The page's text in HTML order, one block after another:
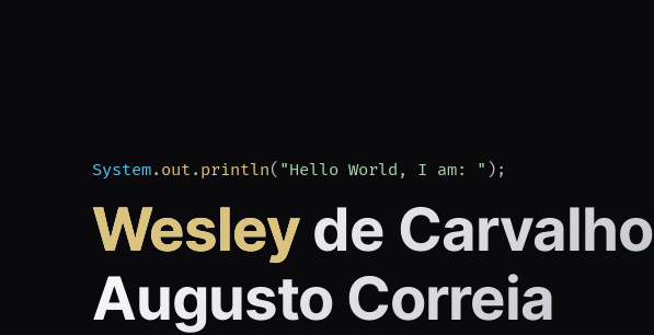
System. out . println( "Hello World, I am: " );
Wesleyde Carvalho
Augusto Correia